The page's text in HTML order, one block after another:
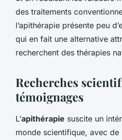
des traitements
l’apithérapie présente peu
qui en fait une alternative
recherchent des thérapies
Recherches
témoignages
L’apithérapie suscite un
monde scientifique, avec de